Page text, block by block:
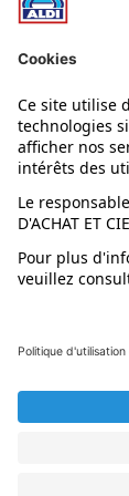
Nos rayons
Nos marques
Nos astuces
Évènements
L'application